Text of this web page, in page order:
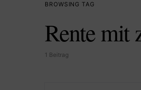
BROWSING TAG
Rente mit
1 Beitrag